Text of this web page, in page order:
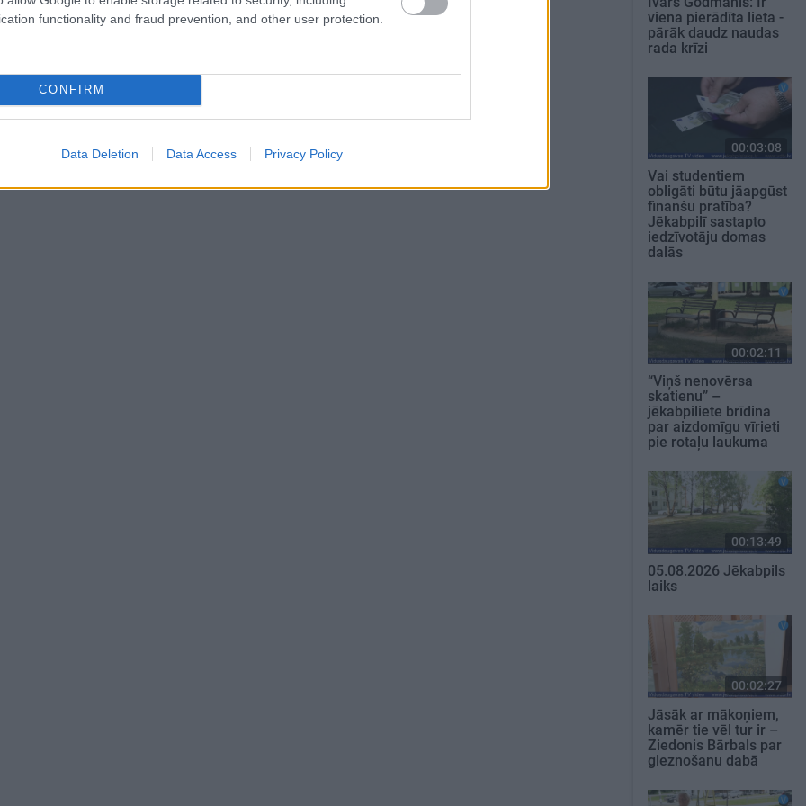
functionality and fraud prevention, and other user protection.
CONFIRM
Data Deletion Data Access Privacy Policy
viena pierādīta lieta -
pārāk daudz naudas
rada krīzi
00:03:08
Vai studentiem
obligāti būtu jāapgūst
finanšu pratība?
Jēkabpilī sastapto
iedzīvotāju domas
dalās
00:02:11
“Viņš nenovērsa
skatienu” –
jēkabpiliete brīdina
par aizdomīgu vīrieti
pie rotaļu laukuma
00:13:49
05.08.2026 Jēkabpils
laiks
00:02:27
Jāsāk ar mākoņiem,
kamēr tie vēl tur ir –
Ziedonis Bārbals par
gleznošanu dabā